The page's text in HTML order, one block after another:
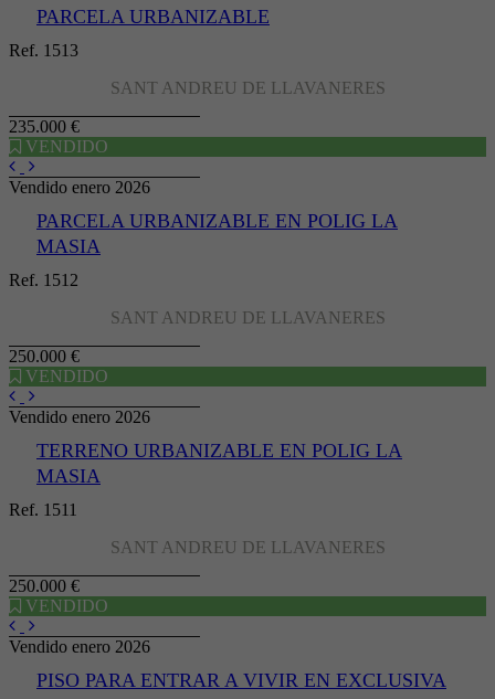
PARCELA URBANIZABLE
Ref. 1513
SANT ANDREU DE LLAVANERES
235.000 €
VENDIDO
Vendido enero 2026
PARCELA URBANIZABLE EN POLIG LA
MASIA
Ref. 1512
SANT ANDREU DE LLAVANERES
250.000 €
VENDIDO
Vendido enero 2026
TERRENO URBANIZABLE EN POLIG LA
MASIA
Ref. 1511
SANT ANDREU DE LLAVANERES
250.000 €
VENDIDO
Vendido enero 2026
PISO PARA ENTRAR A VIVIR EN EXCLUSIVA